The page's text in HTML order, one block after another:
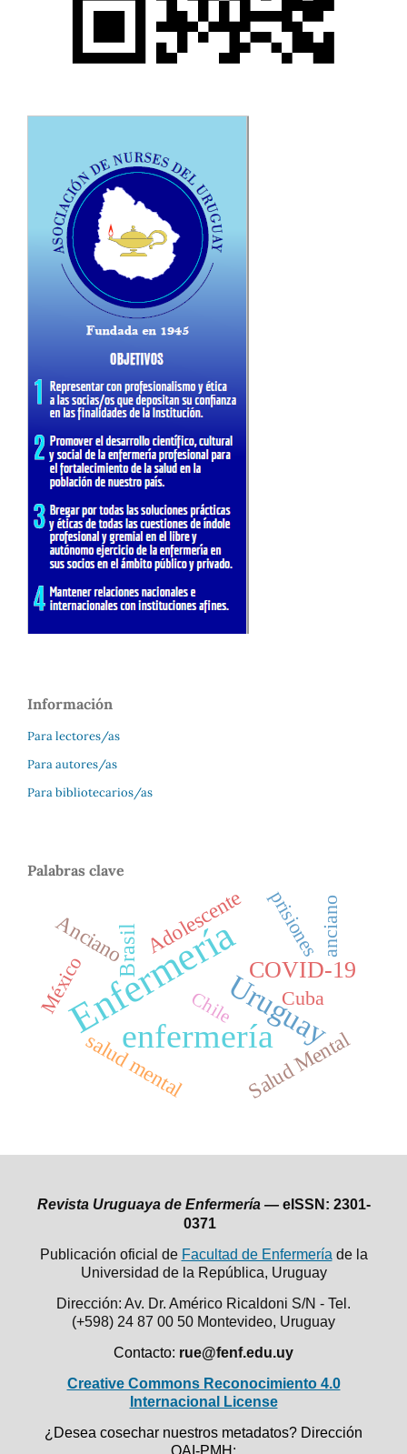
Información
Para lectores/as
Para autores/as
Para bibliotecarios/as
Palabras clave
Enfermería
enfermeríaUruguay
COVID-19
Brasil Adolescente
Anciano
Salud Mental
salud mental
prisiones
México Cuba
anciano
Chile
Revista Uruguaya de Enfermería — eISSN: 2301-
0371
Publicación oficial de Facultad de Enfermería de la
Universidad de la República, Uruguay
Dirección: Av. Dr. Américo Ricaldoni S/N - Tel.
(+598) 24 87 00 50 Montevideo, Uruguay
Contacto: rue@fenf.edu.uy
Creative Commons Reconocimiento 4.0
Internacional License
¿Desea cosechar nuestros metadatos? Dirección